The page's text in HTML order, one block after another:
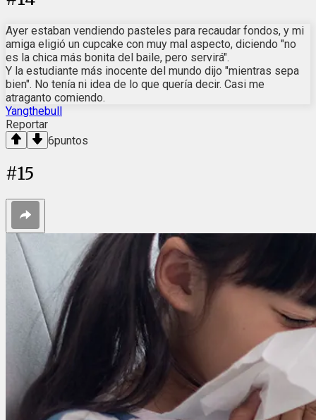
Ayer estaban vendiendo pasteles para recaudar fondos, y mi
amiga eligió un cupcake con muy mal aspecto, diciendo "no
es la chica más bonita del baile, pero servirá".
Y la estudiante más inocente del mundo dijo "mientras sepa
bien". No tenía ni idea de lo que quería decir. Casi me
atraganto comiendo.
Yangthebull
Reportar
6puntos
#15